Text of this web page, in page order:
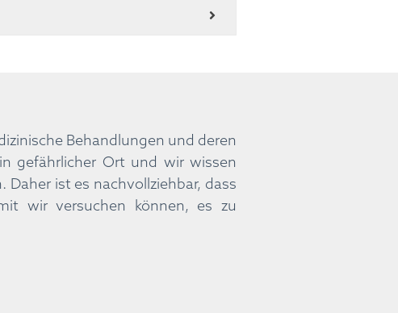
Behandlungen und deren
gefährlicher Ort und wir wissen
ist es nachvollziehbar, dass
wir versuchen können, es zu